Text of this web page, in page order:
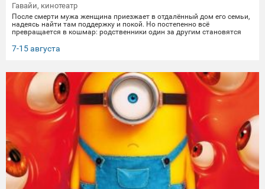
Гавайи, кинотеатр
После смерти мужа женщина приезжает в отдалённый дом его семьи,
надеясь найти там поддержку и покой. Но постепенно всё
превращается в кошмар: родственники один за другим становятся
клятвы любви и верности не заканчиваются даже со смертью.
7-15 августа